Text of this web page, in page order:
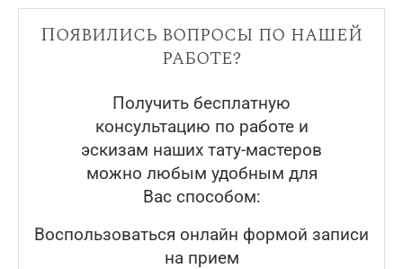
Появились вопросы по нашей
работе?
Получить бесплатную
консультацию по работе и
эскизам наших тату-мастеров
можно любым удобным для
Вас способом:
Воспользоваться онлайн формой записи
на прием